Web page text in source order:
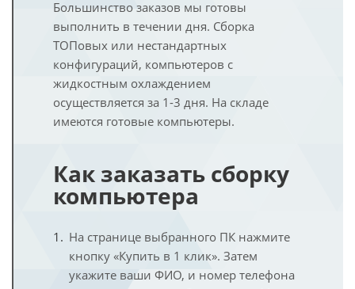
Большинство заказов мы готовы
выполнить в течении дня. Сборка
ТОПовых или нестандартных
конфигураций, компьютеров с
жидкостным охлаждением
осуществляется за 1-3 дня. На складе
имеются готовые компьютеры.
Как заказать сборку
компьютера
На странице выбранного ПК нажмите
кнопку «Купить в 1 клик». Затем
укажите ваши ФИО, и номер телефона